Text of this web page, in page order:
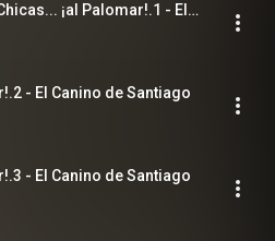
Primera Etapa.13 & Chicas... ¡al Palomar!.1 - El Canino de Santiago
- El Canino de Santiago
- El Canino de Santiago